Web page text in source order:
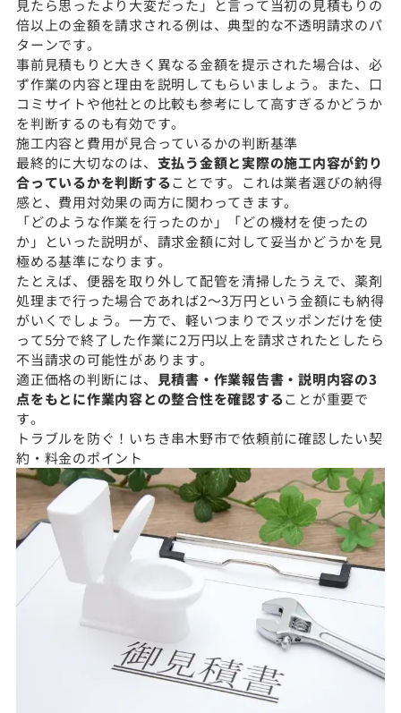
見たら思ったより大変だった」と言って当初の見積もりの
倍以上の金額を請求される例は、典型的な不透明請求のパ
ターンです。
事前見積もりと大きく異なる金額を提示された場合は、必
ず作業の内容と理由を説明してもらいましょう。また、口
コミサイトや他社との比較も参考にして高すぎるかどうか
を判断するのも有効です。
施工内容と費用が見合っているかの判断基準
最終的に大切なのは、 支払う金額と実際の施工内容が釣り
合っているかを判断することです。これは業者選びの納得
感と、費用対効果の両方に関わってきます。
「どのような作業を行ったのか」「どの機材を使ったの
か」といった説明が、請求金額に対して妥当かどうかを見
極める基準になります。
たとえば、便器を取り外して配管を清掃したうえで、薬剤
処理まで行った場合であれば2〜3万円という金額にも納得
がいくでしょう。一方で、軽いつまりでスッポンだけを使
って5分で終了した作業に2万円以上を請求されたとしたら
不当請求の可能性があります。
適正価格の判断には、 見積書・作業報告書・説明内容の3
点をもとに作業内容との整合性を確認することが重要で
す。
トラブルを防ぐ！いちき串木野市で依頼前に確認したい契
約・料金のポイント